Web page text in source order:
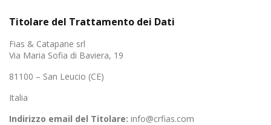
Titolare del Trattamento dei Dati
Fias & Catapane srl
Via Maria Sofia di Baviera, 19
81100 – San Leucio (CE)
Italia
Indirizzo email del Titolare: info@crfias.com